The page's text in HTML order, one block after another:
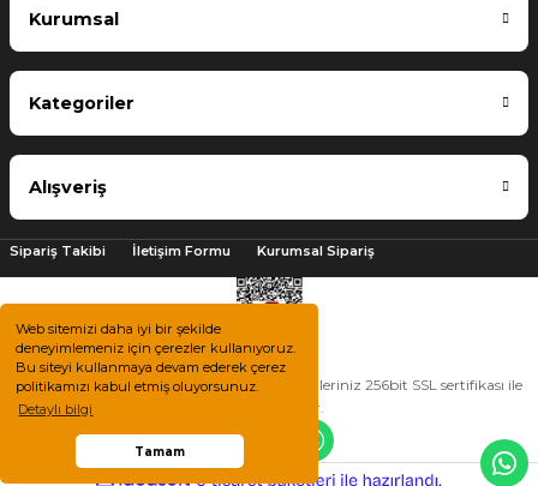
Web sitemizi daha iyi bir şekilde
deneyimlemeniz için çerezler kullanıyoruz.
Bu siteyi kullanmaya devam ederek çerez
politikamızı kabul etmiş oluyorsunuz.
Detaylı bilgi
Tamam
Kurumsal
Kategoriler
Alışveriş
Sipariş Takibi İletişim Formu Kurumsal Sipariş
2025 © Tüm hakları saklıdır. Kredi kartı bilgileriniz 256bit SSL sertifikası ile
korunmaktadır.
e-